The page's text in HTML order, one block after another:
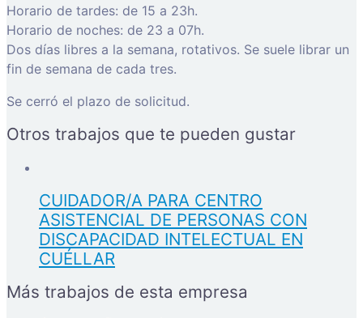
Horario de tardes: de 15 a 23h.
Horario de noches: de 23 a 07h.
Dos días libres a la semana, rotativos. Se suele librar un
fin de semana de cada tres.
Se cerró el plazo de solicitud.
Otros trabajos que te pueden gustar
CUIDADOR/A PARA CENTRO
ASISTENCIAL DE PERSONAS CON
DISCAPACIDAD INTELECTUAL EN
CUÉLLAR
Más trabajos de esta empresa